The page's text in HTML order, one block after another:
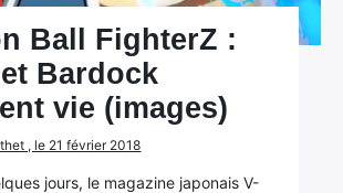
Ball FighterZ :
Bardock
vie (images)
, le 21 février 2018
jours, le magazine japonais V-